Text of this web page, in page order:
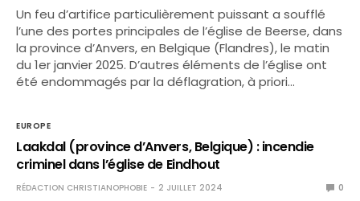
Un feu d’artifice particulièrement puissant a soufflé
l’une des portes principales de l’église de Beerse, dans
la province d’Anvers, en Belgique (Flandres), le matin
du 1er janvier 2025. D’autres éléments de l’église ont
été endommagés par la déflagration, à priori…
EUROPE
Laakdal (province d’Anvers, Belgique) : incendie
criminel dans l’église de Eindhout
RÉDACTION CHRISTIANOPHOBIE 2 JUILLET 2024 0